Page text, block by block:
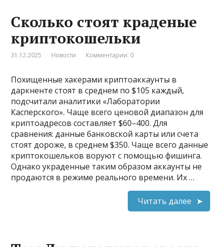
Сколько стоят краденые
криптокошельки
31.12.2025 Новости Комментарии: 0
Похищенные хакерами криптоаккаунты в
даркненте стоят в среднем по $105 каждый,
подсчитали аналитики «Лаборатории
Касперского». Чаще всего ценовой диапазон для
криптоадресов составляет $60–400. Для
сравнения: данные банковской карты или счета
стоят дороже, в среднем $350. Чаще всего данные
криптокошельков воруют с помощью фишинга.
Однако украденные таким образом аккаунты не
продаются в режиме реального времени. Их …
Читать далее